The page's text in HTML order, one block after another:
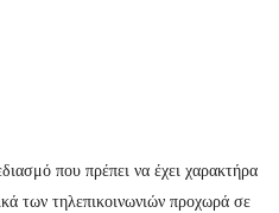
που πρέπει να έχει χαρακτήρα
των τηλεπικοινωνιών προχωρά σε